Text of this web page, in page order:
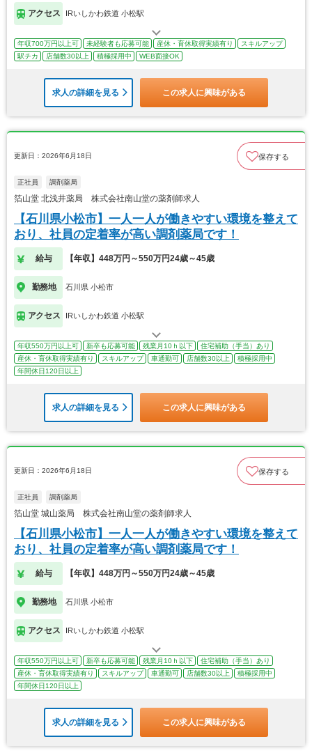
アクセス IRいしかわ鉄道 小松駅
年収700万円以上可 未経験者も応募可能 産休・育休取得実績有り
スキルアップ
駅チカ
店舗数30以上 積極採用中 WEB面接OK
求人の詳細を見る この求人に興味がある
更新日：2026年6月18日 保存する
正社員 調剤薬局
箔山堂 北浅井薬局 株式会社南山堂の薬剤師求人
【石川県小松市】一人一人が働きやすい環境を整えて
おり、社員の定着率が高い調剤薬局です！
給与 【年収】448万円～550万円24歳～45歳
勤務地 石川県 小松市
アクセス IRいしかわ鉄道 小松駅
年収550万円以上可 新卒も応募可能 残業月10ｈ以下
住宅補助（手当）あり
産休・育休取得実績有り
スキルアップ 車通勤可 店舗数30以上
積極採用中
年間休日120日以上
求人の詳細を見る この求人に興味がある
更新日：2026年6月18日 保存する
正社員 調剤薬局
箔山堂 城山薬局 株式会社南山堂の薬剤師求人
【石川県小松市】一人一人が働きやすい環境を整えて
おり、社員の定着率が高い調剤薬局です！
給与 【年収】448万円～550万円24歳～45歳
勤務地 石川県 小松市
アクセス IRいしかわ鉄道 小松駅
年収550万円以上可 新卒も応募可能 残業月10ｈ以下
住宅補助（手当）あり
産休・育休取得実績有り
スキルアップ 車通勤可 店舗数30以上
積極採用中
年間休日120日以上
求人の詳細を見る この求人に興味がある